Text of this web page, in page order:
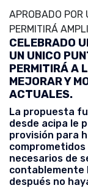
APROBADO POR
PERMITIRÁ
CELEBRADO
UN UNICO
PERMITIRÁ A
MEJORAR Y
ACTUALES.
La propuesta
desde acipa le
provisión para
comprometidos
necesarios de
contablemente
después no